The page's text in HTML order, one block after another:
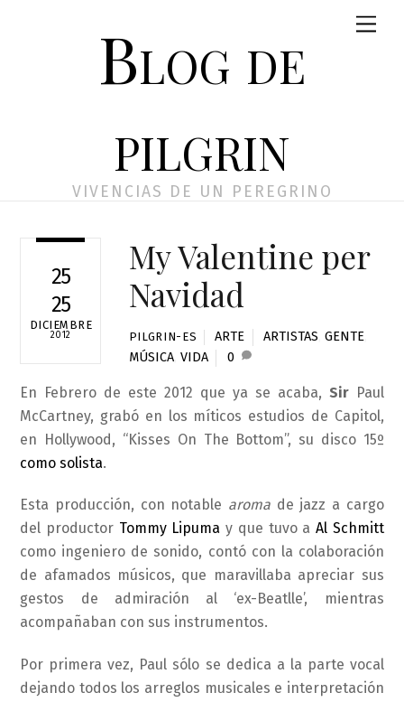
Blog de
pilgrin
VIVENCIAS DE UN PEREGRINO
25
25
DICIEMBRE
2012
My Valentine per
Navidad
PILGRIN-ES ARTE ARTISTAS GENTE,
MÚSICA, VIDA 0
En Febrero de este 2012 que ya se acaba, SirPaul
McCartney, grabó en los míticos estudios de Capitol,
en Hollywood, “Kisses On The Bottom”, su disco 15º
como solista.
Esta producción, con notable aroma de jazz a cargo
del productor Tommy Lipuma y que tuvo a Al Schmitt
como ingeniero de sonido, contó con la colaboración
de afamados músicos, que maravillaba apreciar sus
gestos de admiración al ‘ex-Beatlle’, mientras
acompañaban con sus instrumentos.
Por primera vez, Paul sólo se dedica a la parte vocal
dejando todos los arreglos musicales e interpretación